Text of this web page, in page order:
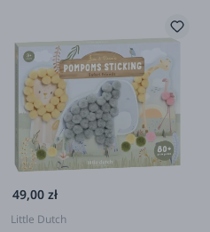
49,00 zł
Little Dutch